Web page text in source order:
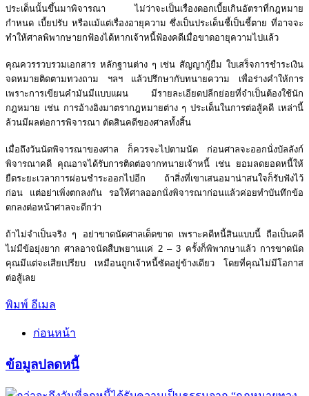
ประเด็นนั้นขึ้นมาพิจารณา ไม่ว่าจะเป็นเรื่องดอกเบี้ยเกินอัตราที่กฎหมาย
กำหนด เบี้ยปรับ หรือแม้แต่เรื่องอายุความ ซึ่งเป็นประเด็นชี้เป็นชี้ตาย ที่อาจจะ
ทำให้ศาลพิพากษายกฟ้องได้หากเจ้าหนี้ฟ้องคดีเมื่อขาดอายุความไปแล้ว
คุณควรรวบรวมเอกสาร หลักฐานต่าง ๆ เช่น สัญญากู้ยืม ใบเสร็จการชำระเงิน
จดหมายติดตามทวงถาม ฯลฯ แล้วปรึกษากับทนายความ เพื่อร่างคำให้การ
เพราะการเขียนคำมันมีแบบแผน มีรายละเอียดปลีกย่อยที่จำเป็นต้องใช้นัก
กฎหมาย เช่น การอ้างอิงมาตรากฎหมายต่าง ๆ ประเด็นในการต่อสู้คดี เหล่านี้
ล้วนมีผลต่อการพิจารณา ตัดสินคดีของศาลทั้งสิ้น
เมื่อถึงวันนัดพิจารณาของศาล ก็ควรจะไปตามนัด ก่อนศาลจะออกนั่งบัลลังก์
พิจารณาคดี คุณอาจได้รับการติดต่อจากทนายเจ้าหนี้ เช่น ยอมลดยอดหนี้ให้
ยืดระยะเวลาการผ่อนชำระออกไปอีก ถ้าสิ่งที่เขาเสนอมาน่าสนใจก็รับฟังไว้
ก่อน แต่อย่าเพิ่งตกลงกัน รอให้ศาลออกนั่งพิจารณาก่อนแล้วค่อยทำบันทึกข้อ
ตกลงต่อหน้าศาลจะดีกว่า
ถ้าไม่จำเป็นจริง ๆ อย่าขาดนัดศาลเด็ดขาด เพราะคดีหนี้สินแบบนี้ ถือเป็นคดี
ไม่มีข้อยุ่งยาก ศาลอาจนัดสืบพยานแค่ 2 – 3 ครั้งก็พิพากษาแล้ว การขาดนัด
คุณมีแต่จะเสียเปรียบ เหมือนถูกเจ้าหนี้ซัดอยู่ข้างเดียว โดยที่คุณไม่มีโอกาส
ต่อสู้เลย
พิมพ์ อีเมล
ก่อนหน้า
ข้อมูลปลดหนี้